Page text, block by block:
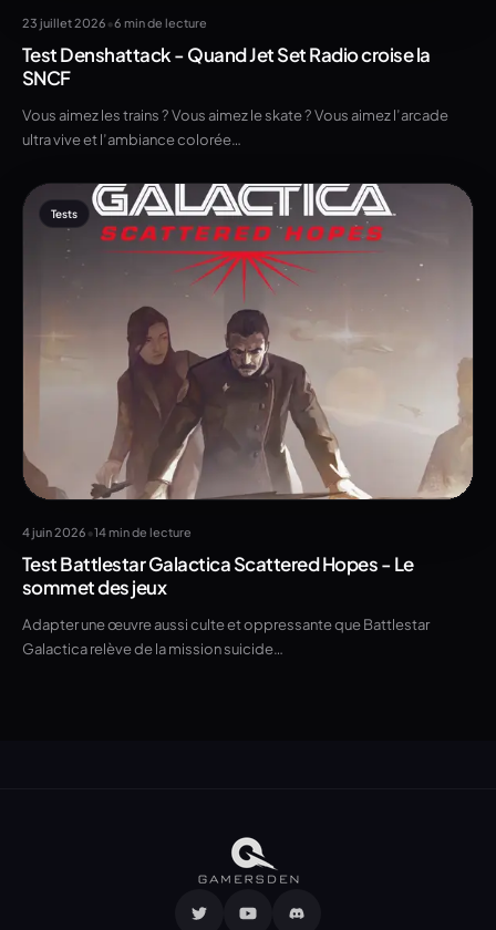
23 juillet 2026 •6 min de lecture
Test Denshattack - Quand Jet Set Radio croise la
SNCF
Vous aimez les trains ? Vous aimez le skate ? Vous aimez l’arcade
ultra vive et l’ambiance colorée…
Tests
4 juin 2026 •14 min de lecture
Test Battlestar Galactica Scattered Hopes - Le
sommet des jeux
Adapter une œuvre aussi culte et oppressante que Battlestar
Galactica relève de la mission suicide…